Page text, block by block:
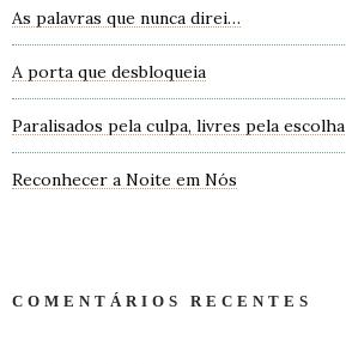
As palavras que nunca direi…
A porta que desbloqueia
Paralisados pela culpa, livres pela escolha
Reconhecer a Noite em Nós
COMENTÁRIOS RECENTES